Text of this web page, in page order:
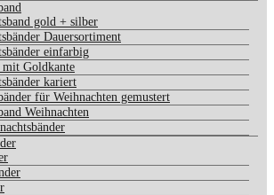
gold + silber
Dauersortiment
einfarbig
mit Goldkante
kariert
für Weihnachten gemustert
Weihnachten